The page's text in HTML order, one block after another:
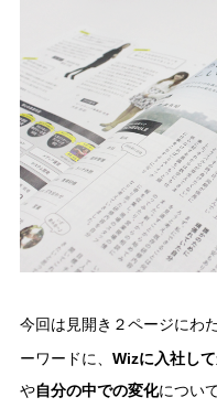
今回は見開き２ページにわ
ーワードに、 Wizに入社し
や自分の中での変化につい